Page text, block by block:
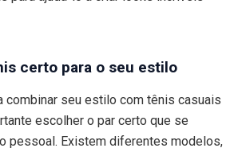
certo para o seu estilo
combinar seu estilo com tênis casuais
escolher o par certo que se
pessoal. Existem diferentes modelos,